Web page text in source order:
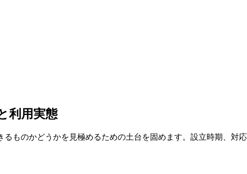
利用実態
ものかどうかを見極めるための土台を固めます。設立時期、対